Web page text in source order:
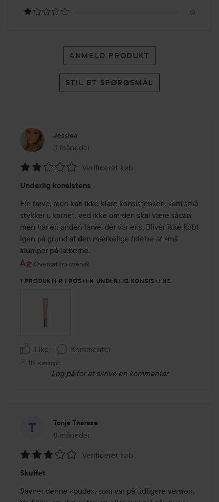
0
ANMELD PRODUKT
STIL ET SPØRGSMÅL
Jessica
3 måneder
Posten blev oprettet 3 måneder
2
ud
af
5
Verificeret køb
Underlig konsistens
Fin farve, men kan ikke klare konsistensen, som små
stykker i, kornet, ved ikke om den skal være sådan,
men har en anden farve, der var ens. Bliver ikke købt
igen på grund af den mærkelige følelse af små
klumper på læberne.
Oversat fra svensk
1 PRODUKTER I POSTEN UNDERLIG KONSISTENS
Like Kommenter
119 visninger
Log på for at skrive en kommentar
Tonje Therese
8 måneder
Posten blev oprettet 8 måneder
3
ud
Verificeret køb
Skuffet
Savner denne «pude», som var på tidligere version.